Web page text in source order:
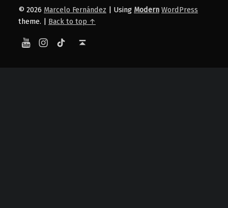
© 2026 Marcelo Fernández | Using Modern WordPress
theme. | Back to top ↑